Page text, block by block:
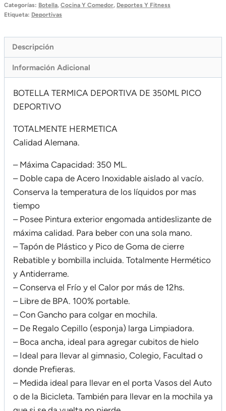
Categorías: Botella, Cocina Y Comedor, Deportes Y Fitness
Etiqueta: Deportivas
Descripción
Información Adicional
BOTELLA TERMICA DEPORTIVA DE 350ML PICO
DEPORTIVO
TOTALMENTE HERMETICA
Calidad Alemana.
– Máxima Capacidad: 350 ML.
– Doble capa de Acero Inoxidable aislado al vacío.
Conserva la temperatura de los líquidos por mas
tiempo
– Posee Pintura exterior engomada antideslizante de
máxima calidad. Para beber con una sola mano.
– Tapón de Plástico y Pico de Goma de cierre
Rebatible y bombilla incluida. Totalmente Hermético
y Antiderrame.
– Conserva el Frío y el Calor por más de 12hs.
– Libre de BPA. 100% portable.
– Con Gancho para colgar en mochila.
– De Regalo Cepillo (esponja) larga Limpiadora.
– Boca ancha, ideal para agregar cubitos de hielo
– Ideal para llevar al gimnasio, Colegio, Facultad o
donde Prefieras.
– Medida ideal para llevar en el porta Vasos del Auto
o de la Bicicleta. También para llevar en la mochila ya